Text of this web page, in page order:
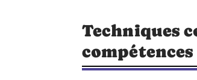
Techniques